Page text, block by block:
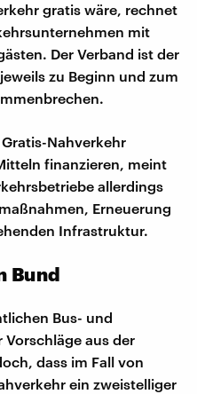
gratis wäre, rechnet
mit
Der Verband ist der
zu Beginn und zum
Nahverkehr
finanzieren, meint
allerdings
Erneuerung
Infrastruktur.
Bund
Bus- und
aus der
dass im Fall von
ein zweistelliger